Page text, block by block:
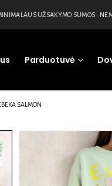
UŽSAKYMO SUMOS •
Parduotuvė
SALMON